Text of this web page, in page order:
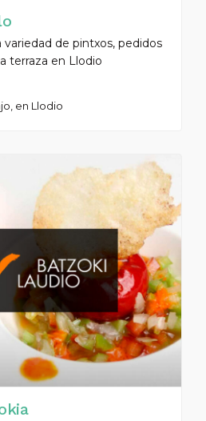
variedad de pintxos, pedidos
terraza en Llodio
en Llodio